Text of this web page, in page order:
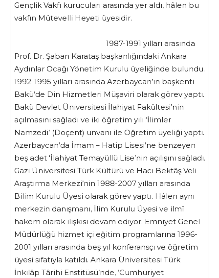
Gençlik Vakfı kurucuları arasında yer aldı, hâlen bu
vakfın Mütevelli Heyeti üyesidir.
1987-1991 yılları arasında
Prof. Dr. Şaban Karataş başkanlığındaki Ankara
Aydınlar Ocağı Yönetim Kurulu üyeliğinde bulundu.
1992-1995 yılları arasında Azerbaycan’ın başkenti
Bakü’de Din Hizmetleri Müşaviri olarak görev yaptı.
Bakü Devlet Üniversitesi İlahiyat Fakültesi’nin
açılmasını sağladı ve iki öğretim yılı ‘İlimler
Namzedi’ (Doçent) unvanı ile Öğretim üyeliği yaptı.
Azerbaycan’da İmam – Hatip Lisesi’ne benzeyen
beş adet ‘İlahiyat Temayüllü Lise’nin açılışını sağladı.
Gazi Üniversitesi Türk Kültürü ve Hacı Bektâş Veli
Araştırma Merkezi’nin 1988-2007 yılları arasında
Bilim Kurulu Üyesi olarak görev yaptı. Hâlen aynı
merkezin danışmanı, İlim Kurulu Üyesi ve ilmî
hakem olarak ilişkisi devam ediyor. Emniyet Genel
Müdürlüğü hizmet içi eğitim programlarına 1996-
2001 yılları arasında beş yıl konferansçı ve öğretim
üyesi sıfatıyla katıldı. Ankara Üniversitesi Türk
İnkılâp Târihi Enstitüsü’nde, ‘Cumhuriyet